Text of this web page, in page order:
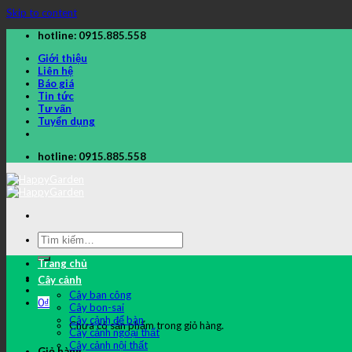
Skip to content
hotline: 0915.885.558
Giới thiệu
Liên hệ
Báo giá
Tin tức
Tư vấn
Tuyển dụng
hotline: 0915.885.558
0₫
Chưa có sản phẩm trong giỏ hàng.
Trang chủ
Cây cảnh
Cây ban công
Cây bon-sai
Cây cảnh để bàn
Cây cảnh ngoại thất
Cây cảnh nội thất